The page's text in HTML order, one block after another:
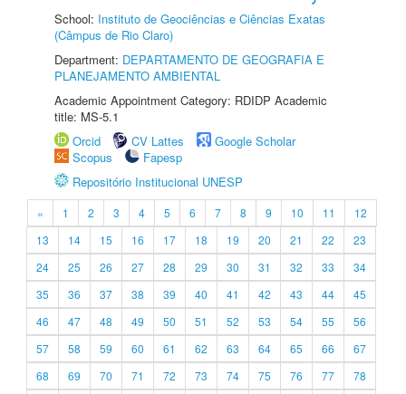
School: Instituto de Geociências e Ciências Exatas
(Câmpus de Rio Claro)
Department: DEPARTAMENTO DE GEOGRAFIA E
PLANEJAMENTO AMBIENTAL
Academic Appointment Category: RDIDP Academic
title: MS-5.1
Orcid
CV Lattes
Google Scholar
Scopus
Fapesp
Repositório Institucional UNESP
« 1 2 3 4 5 6 7 8 9 10 11
12
13
14 15 16 17 18 19 20 21 22
23
24
25 26 27 28 29 30 31 32 33
34
35
36 37 38 39 40 41 42 43 44
45
46
47 48 49 50 51 52 53 54 55
56
57
58 59 60 61 62 63 64 65 66
67
68
69 70 71 72 73 74 75 76 77
78